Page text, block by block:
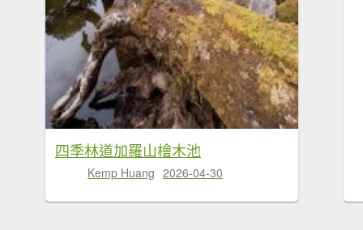
四季林道加羅山檜木池
Kemp Huang 2026-04-30